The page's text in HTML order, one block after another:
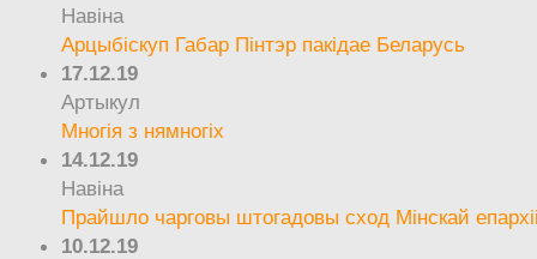
Навіна
Арцыбіскуп Габар Пінтэр пакідае Беларусь
17.12.19
Артыкул
Многія з нямногіх
14.12.19
Навіна
Прайшло чарговы штогадовы сход Мінскай
10.12.19